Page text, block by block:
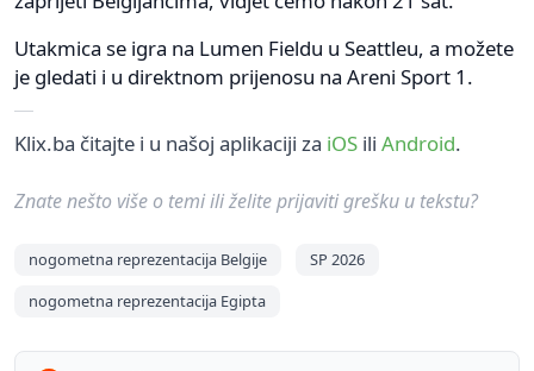
Utakmica se igra na Lumen Fieldu u Seattleu, a možete
je gledati i u direktnom prijenosu na Areni Sport 1.
Klix.ba čitajte i u našoj aplikaciji za iOS ili Android.
Znate nešto više o temi ili želite prijaviti grešku u tekstu?
nogometna reprezentacija Belgije
SP 2026
nogometna reprezentacija Egipta